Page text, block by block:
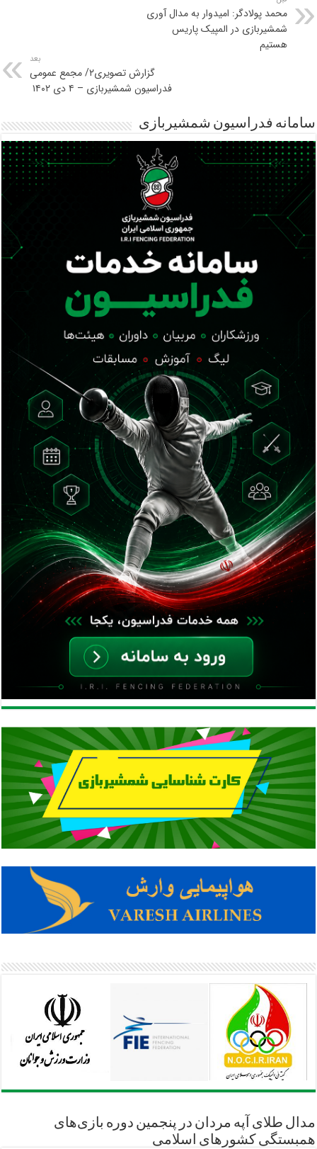
محمد پولادگر: امیدوار به مدال آوری
شمشیربازی در المپیک پاریس
هستیم
بعد
گزارش تصویری۲/ مجمع عمومی
فدراسیون شمشیربازی – ۴ دی ۱۴۰۲
سامانه فدراسیون شمشیربازی
مدال طلای آپه مردان در پنجمین دوره بازی‌های
همبستگی کشورهای اسلامی